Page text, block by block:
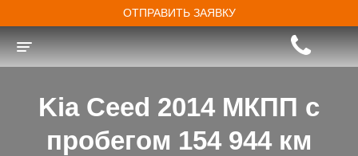
ОТПРАВИТЬ ЗАЯВКУ
Kia Ceed 2014 МКПП с
пробегом 154 944 км